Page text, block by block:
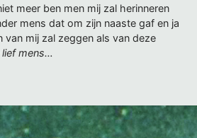
meer ben men mij zal herinneren
mens dat om zijn naaste gaf en ja
van mij zal zeggen als van deze
lief mens…